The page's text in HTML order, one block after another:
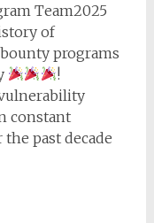
Team2025
of
programs
!
constant
past decade